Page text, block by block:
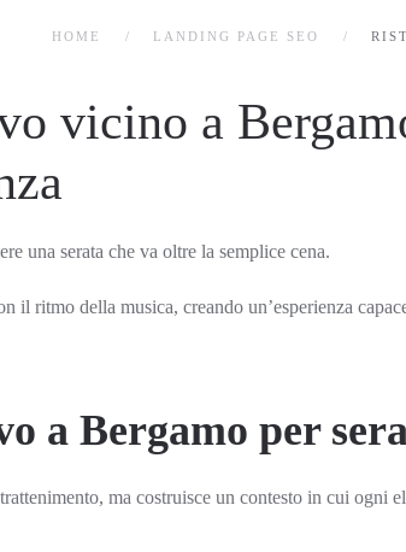
HOME LANDING PAGE SEO
vicino a
una serata che va oltre la semplice cena.
il ritmo della musica, creando un’esperienza
a Bergamo per
ma costruisce un contesto in cui ogni